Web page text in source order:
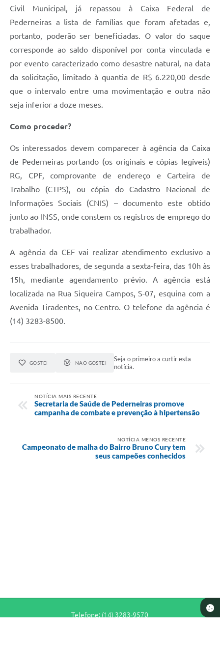
Civil Municipal, já repassou à Caixa Federal de
Pederneiras a lista de famílias que foram afetadas e,
portanto, poderão ser beneficiadas. O valor do saque
corresponde ao saldo disponível por conta vinculada e
por evento caracterizado como desastre natural, na data
da solicitação, limitado à quantia de R$ 6.220,00 desde
que o intervalo entre uma movimentação e outra não
seja inferior a doze meses.
Como proceder?
Os interessados devem comparecer à agência da Caixa
de Pederneiras portando (os originais e cópias legíveis)
RG, CPF, comprovante de endereço e Carteira de
Trabalho (CTPS), ou cópia do Cadastro Nacional de
Informações Sociais (CNIS) – documento este obtido
junto ao INSS, onde constem os registros de emprego do
trabalhador.
A agência da CEF vai realizar atendimento exclusivo a
esses trabalhadores, de segunda a sexta-feira, das 10h às
15h, mediante agendamento prévio. A agência está
localizada na Rua Siqueira Campos, S-07, esquina com a
Avenida Tiradentes, no Centro. O telefone da agência é
(14) 3283-8500.
GOSTEI NÃO GOSTEI
Seja o primeiro a curtir esta
notícia.
NOTÍCIA MAIS RECENTE
Secretaria de Saúde de Pederneiras promove
campanha de combate e prevenção à hipertensão
NOTÍCIA MENOS RECENTE
Campeonato de malha do Bairro Bruno Cury tem
seus campeões conhecidos
Telefone: (14) 3283-9570